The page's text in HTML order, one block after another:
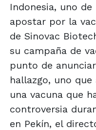
Indonesia, uno
apostar por la
de Sinovac
su campaña de
punto de
hallazgo, uno
una vacuna que
controversia
en Pekín, el